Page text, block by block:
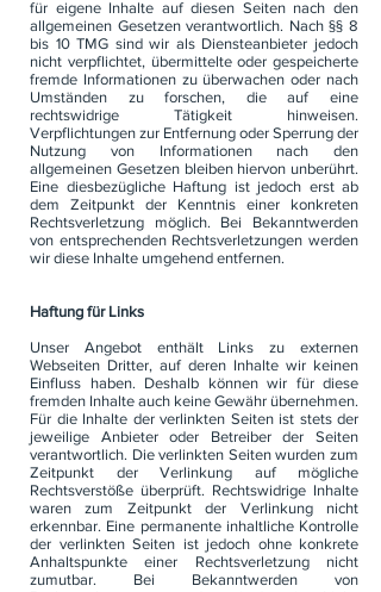
für eigene Inhalte auf diesen Seiten nach den
allgemeinen Gesetzen verantwortlich. Nach §§ 8
bis 10 TMG sind wir als Diensteanbieter jedoch
nicht verpflichtet, übermittelte oder gespeicherte
fremde Informationen zu überwachen oder nach
Umständen zu forschen, die auf eine
rechtswidrige Tätigkeit hinweisen.
Verpflichtungen zur Entfernung oder Sperrung der
Nutzung von Informationen nach den
allgemeinen Gesetzen bleiben hiervon unberührt.
Eine diesbezügliche Haftung ist jedoch erst ab
dem Zeitpunkt der Kenntnis einer konkreten
Rechtsverletzung möglich. Bei Bekanntwerden
von entsprechenden Rechtsverletzungen werden
wir diese Inhalte umgehend entfernen.
Haftung für Links
Unser Angebot enthält Links zu externen
Webseiten Dritter, auf deren Inhalte wir keinen
Einfluss haben. Deshalb können wir für diese
fremden Inhalte auch keine Gewähr übernehmen.
Für die Inhalte der verlinkten Seiten ist stets der
jeweilige Anbieter oder Betreiber der Seiten
verantwortlich. Die verlinkten Seiten wurden zum
Zeitpunkt der Verlinkung auf mögliche
Rechtsverstöße überprüft. Rechtswidrige Inhalte
waren zum Zeitpunkt der Verlinkung nicht
erkennbar. Eine permanente inhaltliche Kontrolle
der verlinkten Seiten ist jedoch ohne konkrete
Anhaltspunkte einer Rechtsverletzung nicht
zumutbar. Bei Bekanntwerden von